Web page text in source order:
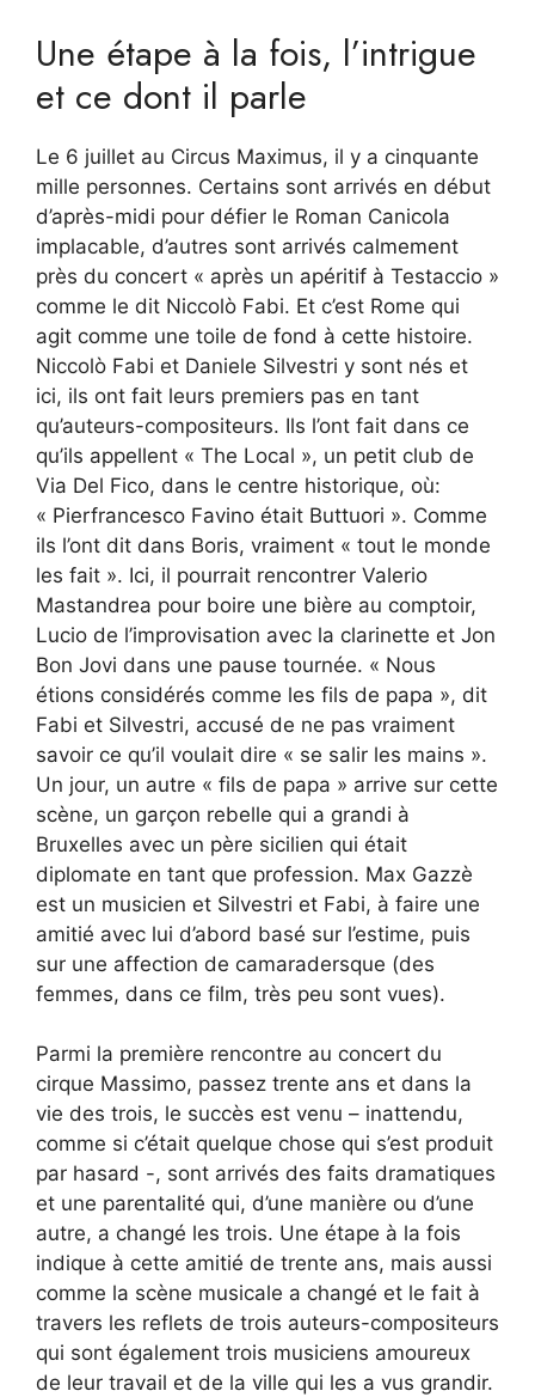
Une étape à la fois, l’intrigue
et ce dont il parle
Le 6 juillet au Circus Maximus, il y a cinquante
mille personnes. Certains sont arrivés en début
d’après-midi pour défier le Roman Canicola
implacable, d’autres sont arrivés calmement
près du concert « après un apéritif à Testaccio »
comme le dit Niccolò Fabi. Et c’est Rome qui
agit comme une toile de fond à cette histoire.
Niccolò Fabi et Daniele Silvestri y sont nés et
ici, ils ont fait leurs premiers pas en tant
qu’auteurs-compositeurs. Ils l’ont fait dans ce
qu’ils appellent « The Local », un petit club de
Via Del Fico, dans le centre historique, où:
« Pierfrancesco Favino était Buttuori ». Comme
ils l’ont dit dans Boris, vraiment « tout le monde
les fait ». Ici, il pourrait rencontrer Valerio
Mastandrea pour boire une bière au comptoir,
Lucio de l’improvisation avec la clarinette et Jon
Bon Jovi dans une pause tournée. « Nous
étions considérés comme les fils de papa », dit
Fabi et Silvestri, accusé de ne pas vraiment
savoir ce qu’il voulait dire « se salir les mains ».
Un jour, un autre « fils de papa » arrive sur cette
scène, un garçon rebelle qui a grandi à
Bruxelles avec un père sicilien qui était
diplomate en tant que profession. Max Gazzè
est un musicien et Silvestri et Fabi, à faire une
amitié avec lui d’abord basé sur l’estime, puis
sur une affection de camaradersque (des
femmes, dans ce film, très peu sont vues).
Parmi la première rencontre au concert du
cirque Massimo, passez trente ans et dans la
vie des trois, le succès est venu – inattendu,
comme si c’était quelque chose qui s’est produit
par hasard -, sont arrivés des faits dramatiques
et une parentalité qui, d’une manière ou d’une
autre, a changé les trois. Une étape à la fois
indique à cette amitié de trente ans, mais aussi
comme la scène musicale a changé et le fait à
travers les reflets de trois auteurs-compositeurs
qui sont également trois musiciens amoureux
de leur travail et de la ville qui les a vus grandir.